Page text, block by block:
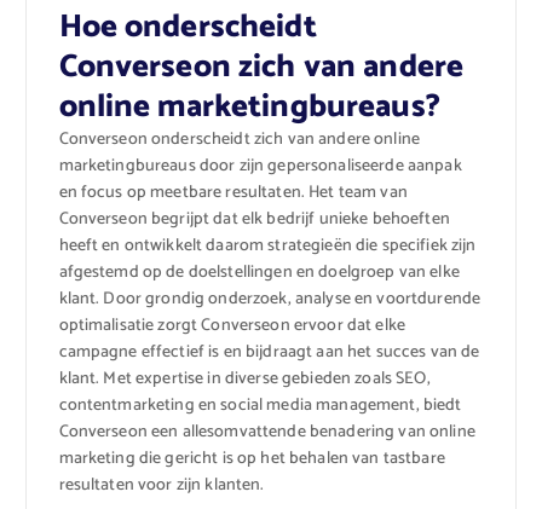
Hoe onderscheidt
Converseon zich van andere
online marketingbureaus?
Converseon onderscheidt zich van andere online
marketingbureaus door zijn gepersonaliseerde aanpak
en focus op meetbare resultaten. Het team van
Converseon begrijpt dat elk bedrijf unieke behoeften
heeft en ontwikkelt daarom strategieën die specifiek zijn
afgestemd op de doelstellingen en doelgroep van elke
klant. Door grondig onderzoek, analyse en voortdurende
optimalisatie zorgt Converseon ervoor dat elke
campagne effectief is en bijdraagt aan het succes van de
klant. Met expertise in diverse gebieden zoals SEO,
contentmarketing en social media management, biedt
Converseon een allesomvattende benadering van online
marketing die gericht is op het behalen van tastbare
resultaten voor zijn klanten.